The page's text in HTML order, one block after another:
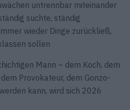
untrennbar miteinander
suchte, ständig
wieder Dinge zurückließ,
sollen
Mann – dem Koch, dem
Provokateur, dem Gonzo-
kann, wird sich 2026